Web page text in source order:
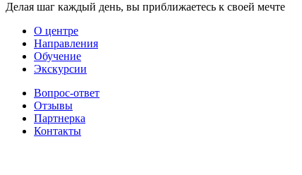
Делая шаг каждый день, вы приближаетесь к своей мечте
О центре
Направления
Обучение
Экскурсии
Вопрос-ответ
Отзывы
Партнерка
Контакты